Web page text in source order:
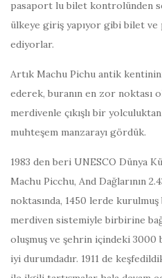
pasaport lu bilet kontrolünden
ülkeye giriş yapıyor gibi bilet
ediyorlar.
Artık Machu Pichu antik
ederek, buranın en zor noktası
merdivenle çıkışlı bir
muhteşem manzarayı gördük.
1983 den beri UNESCO Dünya
Machu Picchu, And Dağlarının
noktasında, 1450 lerde
merdiven sistemiyle birbirine
oluşmuş ve şehrin içindeki 3000
iyi durumdadır. 1911 de